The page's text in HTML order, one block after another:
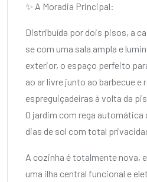
✨ A Moradia Principal:
Distribuída por dois pisos, a
se com uma sala ampla e
exterior, o espaço perfeito
ao ar livre junto ao barbecue e
espreguiçadeiras à volta da
O jardim com rega
dias de sol com total
A cozinha é totalmente nova,
uma ilha central funcional e